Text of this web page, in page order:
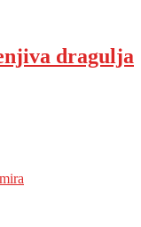
dragulja